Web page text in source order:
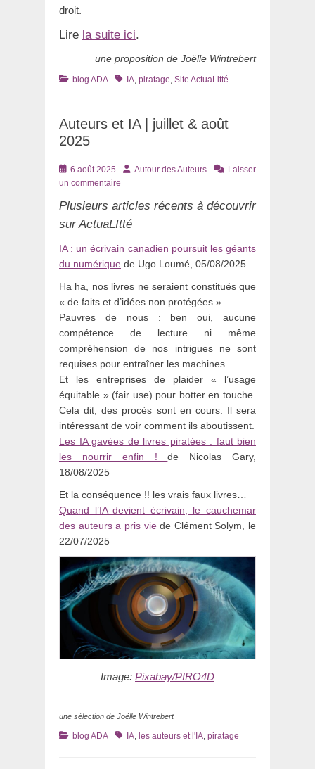
droit.
Lire la suite ici.
une proposition de Joëlle Wintrebert
Catégories
blog ADA Tags
IA piratage Site ActuaLitté
Auteurs et IA | juillet & août
2025
Posté
le
6 août 2025 AuteurAutour des Auteurs
Laisser
un commentaire
Plusieurs articles récents à découvrir
sur ActuaLItté
IA : un écrivain canadien poursuit les géants
du numérique de Ugo Loumé, 05/08/2025
Ha ha, nos livres ne seraient constitués que
« de faits et d’idées non protégées ».
Pauvres de nous : ben oui, aucune
compétence de lecture ni même
compréhension de nos intrigues ne sont
requises pour entraîner les machines.
Et les entreprises de plaider « l’usage
équitable » (fair use) pour botter en touche.
Cela dit, des procès sont en cours. Il sera
intéressant de voir comment ils aboutissent.
Les IA gavées de livres piratées : faut bien
les nourrir enfin !de Nicolas Gary,
18/08/2025
Et la conséquence !! les vrais faux livres…
Quand l’IA devient écrivain, le cauchemar
des auteurs a pris viede Clément Solym, le
22/07/2025
Image: Pixabay/PIRO4D
une sélection de Joëlle Wintrebert
Catégories
blog ADA TagsIA, les auteurs et l'IA, piratage